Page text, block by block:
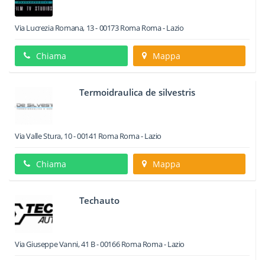
Via Lucrezia Romana, 13-00173RomaRoma -Lazio
Chiama Mappa
Termoidraulica de silvestris
Via Valle Stura, 10-00141 RomaRoma -Lazio
Chiama Mappa
Techauto
Via Giuseppe Vanni, 41 B-00166 RomaRoma -Lazio